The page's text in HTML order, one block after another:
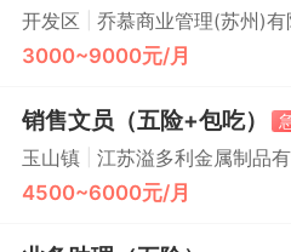
开发区
乔慕商业管理(苏州)有
3000~9000元/月
销售文员（五险+包吃）
玉山镇
江苏溢多利金属制品
4500~6000元/月